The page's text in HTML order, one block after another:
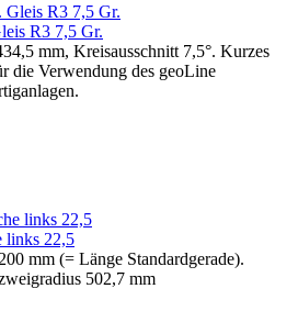
R3 7,5 Gr.
mm, Kreisausschnitt 7,5°. Kurzes
die Verwendung des geoLine
links 22,5
mm (= Länge Standardgerade).
502,7 mm